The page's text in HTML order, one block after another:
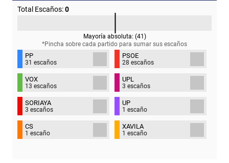
Total Escaños:0
Mayoría absoluta: (41)
*Pincha sobre cada partido para sumar sus escaños
PP
31 escaños
PSOE
28 escaños
VOX
13 escaños
UPL
3 escaños
SORIAYA
3 escaños
UP
1 escaño
CS
1 escaño
XAVILA
1 escaño